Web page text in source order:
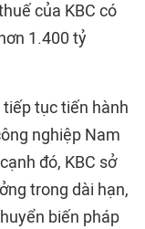
của KBC có
1.400 tỷ
tục tiến hành
nghiệp Nam
đó, KBC sở
trong dài hạn,
biến pháp